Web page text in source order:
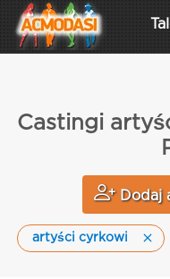
Castingi
Dodaj
artyści cyrkowi